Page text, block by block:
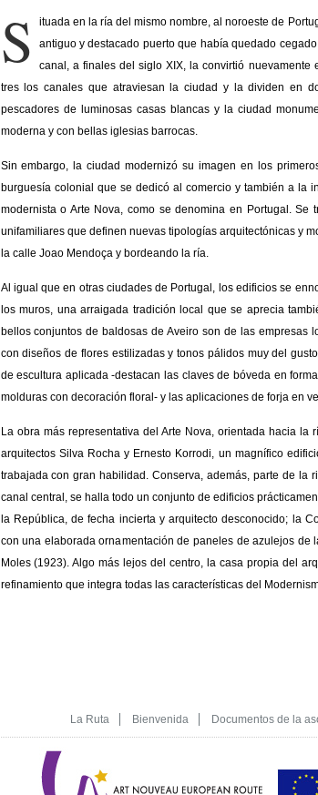
S
ituada en la ría del mismo nombre, al noroeste de
antiguo y destacado puerto que había quedado
canal, a finales del siglo XIX, la convirtió
tres los canales que atraviesan la ciudad y la dividen en
pescadores de luminosas casas blancas y la ciudad
moderna y con bellas iglesias barrocas.
Sin embargo, la ciudad modernizó su imagen en los
burguesía colonial que se dedicó al comercio y también a la
modernista o Arte Nova, como se denomina en Portugal. Se
unifamiliares que definen nuevas tipologías arquitectónicas y
la calle Joao Mendoça y bordeando la ría.
Al igual que en otras ciudades de Portugal, los edificios se
los muros, una arraigada tradición local que se aprecia
bellos conjuntos de baldosas de Aveiro son de las empresas
con diseños de flores estilizadas y tonos pálidos muy del
de escultura aplicada -destacan las claves de bóveda en
molduras con decoración floral- y las aplicaciones de forja en
La obra más representativa del Arte Nova, orientada hacia
arquitectos Silva Rocha y Ernesto Korrodi, un magnífico
trabajada con gran habilidad. Conserva, además, parte de la
canal central, se halla todo un conjunto de edificios
la República, de fecha incierta y arquitecto desconocido; la
con una elaborada ornamentación de paneles de azulejos de
Moles (1923). Algo más lejos del centro, la casa propia del
refinamiento que integra todas las características del
La Ruta Bienvenida Documentos de la